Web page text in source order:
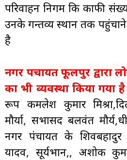
परिवाहन निगम कि काफी
उनके गन्तव्य स्थान तक
है
नगर पचायत फूलपुर द्वारा
का भी व्यवस्था किया गया
रूप कमलेश कुमार
मौर्या, सभासद बलवंत
नगर पंचायत के
यादव, सूर्यभान,, अशोक